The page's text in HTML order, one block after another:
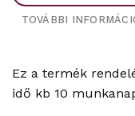
TOVÁBBI
Ez a termék
idő kb 10